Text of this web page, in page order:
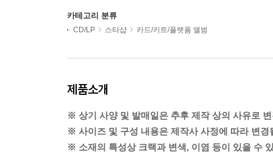
카테고리 분류
CD/LP 스타샵 카드/키트/플랫폼 앨범
제품소개
※ 상기 사양 및 발매일은 추후 제작 상의 사유로
※ 사이즈 및 구성 내용은 제작사 사정에 따라 변
※ 소재의 특성상 크랙과 변색, 이염 등이 있을 수